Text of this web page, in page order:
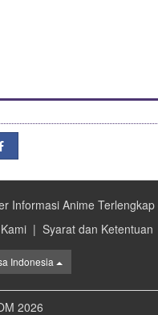
Informasi Anime
| Syarat dan Ketentuan
Indonesia
2026